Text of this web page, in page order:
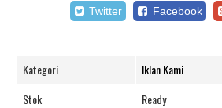
Twitter Facebook
Kategori
Iklan Kami
Stok
Ready